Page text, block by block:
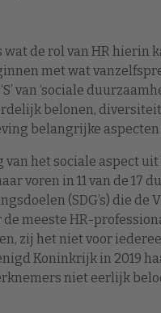
wat de rol van HR hierin
met wat
van ‘sociale
belonen,
belangrijke aspecten
van het sociale aspect uit
voren in 11 van de 17
(SDG’s) die de
de meeste HR-
zij het niet voor
Koninkrijk in 2019
niet eerlijk